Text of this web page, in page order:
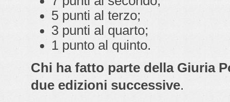
5 punti al terzo;
3 punti al quarto;
1 punto al quinto.
Chi ha fatto parte della Giuria
due edizioni successive.